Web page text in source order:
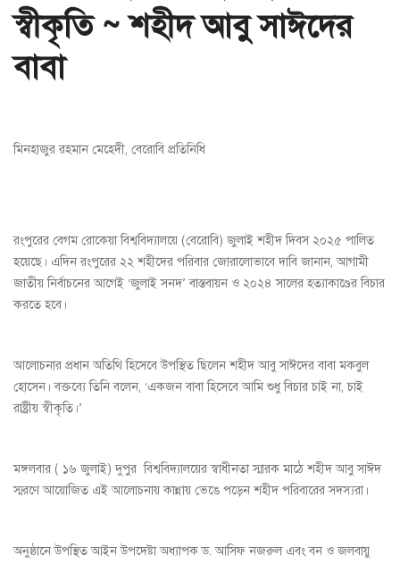
স্বীকৃতি ~ শহীদ আবু সাঈদের
বাবা
মিনহাজুর রহমান মেহেদী, বেরোবি প্রতিনিধি
রংপুরের বেগম রোকেয়া বিশ্ববিদ্যালয়ে (বেরোবি) জুলাই শহীদ দিবস ২০২৫ পালিত
হয়েছে। এদিন রংপুরের ২২ শহীদের পরিবার জোরালোভাবে দাবি জানান, আগামী
জাতীয় নির্বাচনের আগেই ‘জুলাই সনদ’ বাস্তবায়ন ও ২০২৪ সালের হত্যাকাণ্ডের বিচার
করতে হবে।
আলোচনার প্রধান অতিথি হিসেবে উপস্থিত ছিলেন শহীদ আবু সাঈদের বাবা মকবুল
হোসেন। বক্তব্যে তিনি বলেন, ‘একজন বাবা হিসেবে আমি শুধু বিচার চাই না, চাই
রাষ্ট্রীয় স্বীকৃতি।’
মঙ্গলবার ( ১৬ জুলাই) দুপুর বিশ্ববিদ্যালয়ের স্বাধীনতা স্মারক মাঠে শহীদ আবু সাঈদ
স্মরণে আয়োজিত এই আলোচনায় কান্নায় ভেঙে পড়েন শহীদ পরিবারের সদস্যরা।
অনুষ্ঠানে উপস্থিত আইন উপদেষ্টা অধ্যাপক ড. আসিফ নজরুল এবং বন ও জলবায়ু